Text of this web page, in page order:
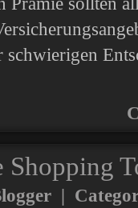
schwierigen
|